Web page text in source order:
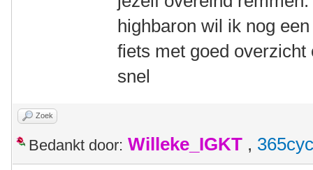
highbaron wil ik nog
fiets met goed
snel
Zoek
Bedankt door: Willeke_IGKT ,